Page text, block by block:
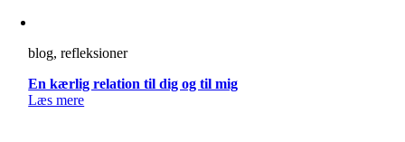
blog, refleksioner
En kærlig relation til dig og til mig
Læs mere